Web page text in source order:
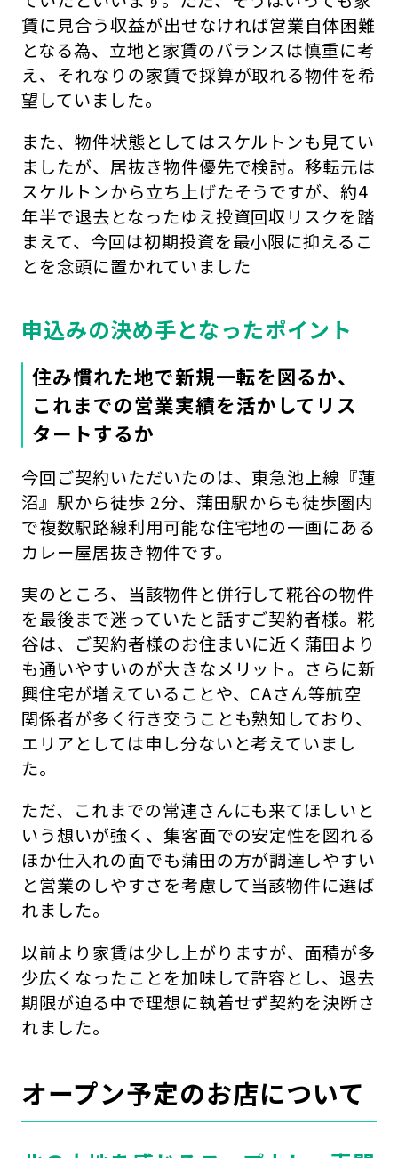
賃に見合う収益が出せなければ営業自体困難
となる為、立地と家賃のバランスは慎重に考
え、それなりの家賃で採算が取れる物件を希
望していました。
また、物件状態としてはスケルトンも見てい
ましたが、居抜き物件優先で検討。移転元は
スケルトンから立ち上げたそうですが、約4
年半で退去となったゆえ投資回収リスクを踏
まえて、今回は初期投資を最小限に抑えるこ
とを念頭に置かれていました
申込みの決め手となったポイント
住み慣れた地で新規一転を図るか、
これまでの営業実績を活かしてリス
タートするか
今回ご契約いただいたのは、東急池上線『蓮
沼』駅から徒歩 2分、蒲田駅からも徒歩圏内
で複数駅路線利用可能な住宅地の一画にある
カレー屋居抜き物件です。
実のところ、当該物件と併行して糀谷の物件
を最後まで迷っていたと話すご契約者様。糀
谷は、ご契約者様のお住まいに近く蒲田より
も通いやすいのが大きなメリット。さらに新
興住宅が増えていることや、CAさん等航空
関係者が多く行き交うことも熟知しており、
エリアとしては申し分ないと考えていまし
た。
ただ、これまでの常連さんにも来てほしいと
いう想いが強く、集客面での安定性を図れる
ほか仕入れの面でも蒲田の方が調達しやすい
と営業のしやすさを考慮して当該物件に選ば
れました。
以前より家賃は少し上がりますが、面積が多
少広くなったことを加味して許容とし、退去
期限が迫る中で理想に執着せず契約を決断さ
れました。
オープン予定のお店について